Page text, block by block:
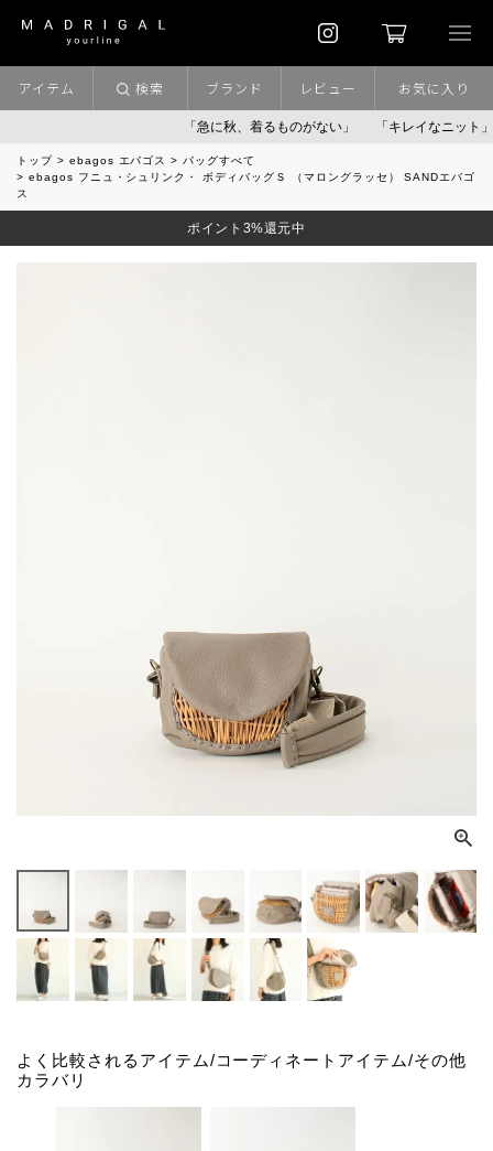
「急に秋、着るものがない」 「キレイなニット」 ポイン
アイテム 検索 ブランド レビュー お気に入り
トップ ebagos エバゴス
バッグすべて
ebagos フニュ・シュリンク・ ボディバッグＳ （マロングラッセ） SANDエバゴ
ス
ポイント3%還元中
よく比較されるアイテム/コーディネートアイテム/その他
カラバリ